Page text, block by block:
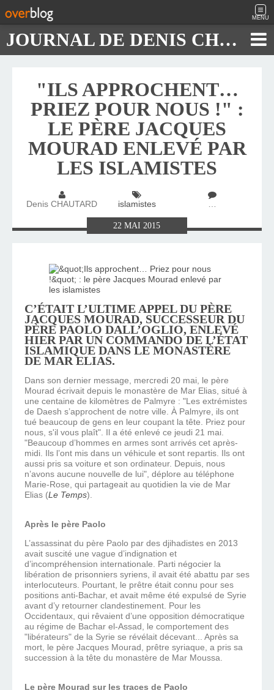
MENU
JOURNAL DE DENIS CHAUTARD
"ILS APPROCHENT…
PRIEZ POUR NOUS !" :
LE PÈRE JACQUES
MOURAD ENLEVÉ PAR
LES ISLAMISTES
Denis CHAUTARD islamistes …
22MAI2015
C’ÉTAIT L’ULTIME APPEL DU PÈRE
JACQUES MOURAD, SUCCESSEUR DU
PÈRE PAOLO DALL’OGLIO, ENLEVÉ
HIER PAR UN COMMANDO DE L’ÉTAT
ISLAMIQUE DANS LE MONASTÈRE
DE MAR ELIAS.
Dans son dernier message, mercredi 20 mai, le père
Mourad écrivait depuis le monastère de Mar Elias, situé à
une centaine de kilomètres de Palmyre : "Les extrémistes
de Daesh s’approchent de notre ville. À Palmyre, ils ont
tué beaucoup de gens en leur coupant la tête. Priez pour
nous, s'il vous plaît". Il a été enlevé ce jeudi 21 mai.
"Beaucoup d’hommes en armes sont arrivés cet après-
midi. Ils l’ont mis dans un véhicule et sont repartis. Ils ont
aussi pris sa voiture et son ordinateur. Depuis, nous
n’avons aucune nouvelle de lui", déplore au téléphone
Marie-Rose, qui partageait au quotidien la vie de Mar
Elias (Le Temps).
Après le père Paolo
L’assassinat du père Paolo par des djihadistes en 2013
avait suscité une vague d’indignation et
d’incompréhension internationale. Parti négocier la
libération de prisonniers syriens, il avait été abattu par ses
interlocuteurs. Pourtant, le prêtre était connu pour ses
positions anti-Bachar, et avait même été expulsé de Syrie
avant d’y retourner clandestinement. Pour les
Occidentaux, qui rêvaient d’une opposition démocratique
au régime de Bachar el-Assad, le comportement des
"libérateurs" de la Syrie se révélait décevant... Après sa
mort, le père Jacques Mourad, prêtre syriaque, a pris sa
succession à la tête du monastère de Mar Moussa.
Le père Mourad sur les traces de Paolo